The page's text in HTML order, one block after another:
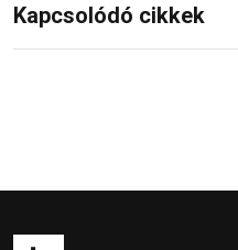
Kapcsolódó cikkek